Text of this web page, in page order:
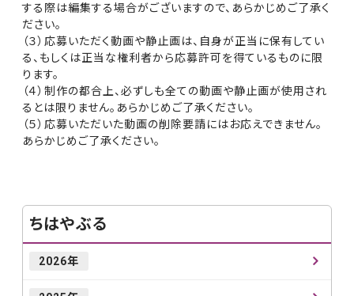
する際は編集する場合がございますので、あらかじめご了承く
ださい。
（３）応募いただく動画や静止画は、自身が正当に保有してい
る、もしくは正当な権利者から応募許可を得ているものに限
ります。
（４）制作の都合上、必ずしも全ての動画や静止画が使用され
るとは限りません。あらかじめご了承ください。
（５）応募いただいた動画の削除要請にはお応えできません。
あらかじめご了承ください。
ちはやぶる
2026年